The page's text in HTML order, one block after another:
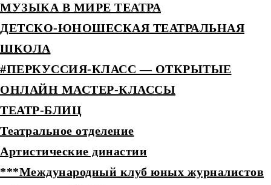
МУЗЫКА В МИРЕ ТЕАТРА
ДЕТCКО-ЮНОШЕСКАЯ ТЕАТРАЛЬНАЯ
ШКОЛА
#ПЕРКУССИЯ-КЛАСС — ОТКРЫТЫЕ
ОНЛАЙН МАСТЕР-КЛАССЫ
ТЕАТР-БЛИЦ
Театральное отделение
Артистические династии
***Международный клуб юных журналистов